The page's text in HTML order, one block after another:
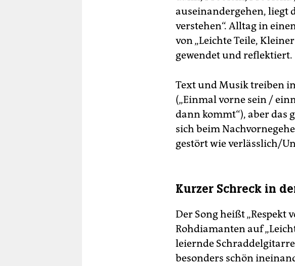
auseinandergehen, liegt
verstehen“. Alltag in
von „Leichte Teile,
gewendet und reflektiert.
Text und Musik treiben
(„Einmal vorne sein /
dann kommt“), aber das
sich beim
gestört wie verlässlich/
Kurzer Schreck in
Der Song heißt „Respekt
Rohdiamanten auf
leiernde
besonders schön